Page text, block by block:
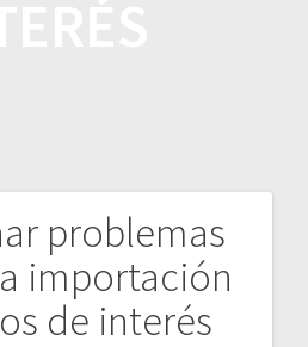
problemas
importación
de interés